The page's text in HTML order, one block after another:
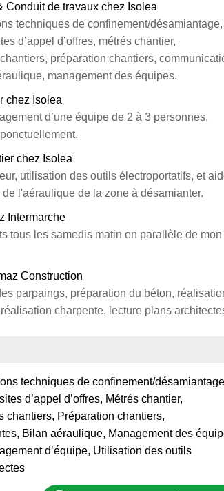
Conduit de travaux chez Isolea
techniques de confinement/désamiantage,
d’appel d’offres, métrés chantier,
préparation chantiers,
management des équipes.
chez Isolea
d’une équipe de 2 à 3 personnes,
chez Isolea
utilisation des outils électroportatifs, et
l'aéraulique de la zone à désamianter.
Intermarche
tous les samedis matin en parallèle de mon
Construction
parpaings, préparation du béton,
charpente, lecture plans
techniques de confinement/
d’appel d’offres, Métrés chantier,
chantiers, Préparation chantiers,
Bilan aéraulique, Management des
d’équipe, Utilisation des outils